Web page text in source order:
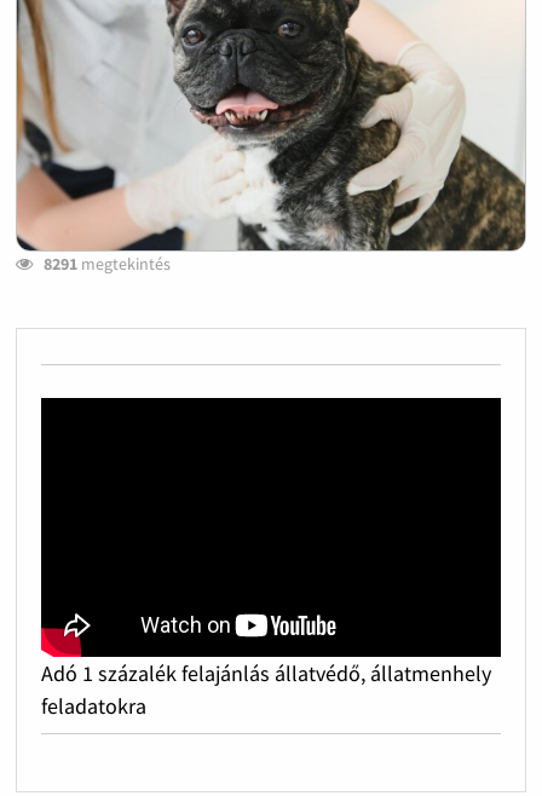
8291megtekintés
Adó 1 százalék felajánlás állatvédő, állatmenhely
feladatokra